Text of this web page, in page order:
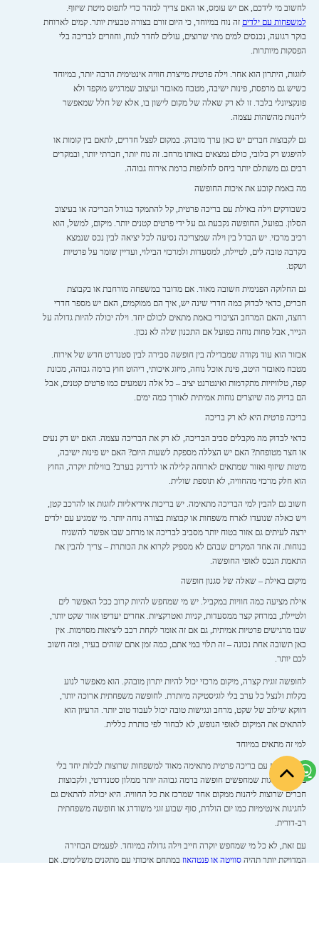
לחשוב מי לידכם, אם יש עומס, או האם צריך למהר כדי לתפוס מיטת שיזוף.
למשפחות עם ילדים זה נוח במיוחד, כי היום זורם בצורה טבעית יותר. קמים לארוחת
בוקר רגועה, נכנסים למים מתי שרוצים, עולים לחדר לנוח, וחוזרים לבריכה בלי
הפסקות מיותרות.
לזוגות, היתרון הוא אחר. וילה פרטית מייצרת חוויה אינטימית הרבה יותר, במיוחד
כשיש גם מרפסת, פינות ישיבה, מטבח מאובזר ועיצוב שמרגיש מוקפד ולא
פונקציונלי בלבד. זו לא רק שאלה של מקום לישון בו, אלא של חלל שמאפשר
ליהנות מהשהות עצמה.
גם לקבוצות חברים יש כאן ערך מובהק. במקום לפצל חדרים, לתאם בין קומות או
להיפגש רק בלובי, כולם נמצאים באותו מרחב. זה נוח יותר, חברתי יותר, ובמקרים
רבים גם משתלם יותר ביחס לחלופות ברמת אירוח גבוהה.
מה באמת קובע את איכות החופשה
כשבודקים וילה באילת עם בריכה פרטית, קל להתמקד בגודל הבריכה או בעיצוב
הסלון. בפועל, החופשה נקבעת גם על ידי פרטים קטנים יותר. מיקום, למשל, הוא
רכיב מרכזי. יש הבדל בין וילה שמצריכה נסיעה לכל יציאה לבין נכס שנמצא
בקרבה טובה לים, לטיילת, למסעדות ולמרכזי הבילוי, ועדיין שומר על פרטיות
ושקט.
גם החלוקה הפנימית חשובה מאוד. אם מדובר במשפחה מורחבת או בקבוצת
חברים, כדאי לבדוק כמה חדרי שינה יש, איך הם ממוקמים, האם יש מספר חדרי
רחצה, והאם המרחב הציבורי באמת מתאים לכולם יחד. וילה יכולה להיות גדולה על
הנייר, אבל פחות נוחה בפועל אם התכנון שלה לא נכון.
אבזור הוא עוד נקודה שמבדילה בין חופשה סבירה לבין סטנדרט חדש של אירוח.
מטבח מאובזר היטב, פינת אוכל נוחה, מיזוג איכותי, ריהוט חוץ ברמה גבוהה, מכונת
קפה, טלוויזיות מתקדמות ואינטרנט יציב – כל אלה נשמעים כמו פרטים קטנים, אבל
הם בדיוק מה שיוצרים נוחות אמיתית לאורך כמה ימים.
בריכה פרטית היא לא רק בריכה
כדאי לבדוק מה מקבלים סביב הבריכה, לא רק את הבריכה עצמה. האם יש דק נעים
או חצר מטופחת? האם יש הצללה מספקת לשעות היום? האם יש פינות ישיבה,
מיטות שיזוף ואזור שמתאים לארוחה קלילה או לדרינק בערב? בווילות יוקרה, החוץ
הוא חלק מרכזי מהחוויה, לא תוספת שולית.
חשוב גם להבין למי הבריכה מתאימה. יש בריכות אידיאליות לזוגות או להרכב קטן,
ויש כאלה שנועדו לארח משפחות או קבוצות בצורה נוחה יותר. מי שמגיע עם ילדים
ירצה לעיתים גם אזור בטוח יותר מסביב לבריכה או מרחב שבו אפשר להשגיח
בנוחות. זה אחד המקרים שבהם לא מספיק לקרוא את הכותרת – צריך להבין את
התאמת הנכס לאופי החופשה.
מיקום באילת – שאלה של סגנון חופשה
אילת מציעה כמה חוויות במקביל. יש מי שמחפש להיות קרוב ככל האפשר לים
ולטיילת, במרחק קצר ממסעדות, קניות ואטרקציות. אחרים יעדיפו אזור שקט יותר,
שבו מרגישים פרטיות אמיתית, גם אם זה אומר לקחת רכב ליציאות מסוימות. אין
כאן תשובה אחת נכונה – זה תלוי במי אתם, כמה זמן אתם שוהים בעיר, ומה חשוב
לכם יותר.
לחופשה זוגית קצרה, מיקום מרכזי יכול להיות יתרון מובהק. הוא מאפשר לנוע
בקלות ולנצל כל ערב בלי לוגיסטיקה מיותרת. לחופשה משפחתית ארוכה יותר,
דווקא שילוב של שקט, מרחב ונגישות טובה יכול לעבוד טוב יותר. הרעיון הוא
להתאים את המיקום לאופי הנופש, לא לבחור לפי כותרת כללית.
למי זה מתאים במיוחד
וילה באילת עם בריכה פרטית מתאימה מאוד למשפחות שרוצות לבלות יחד בלי
צפיפות, לזוגות שמחפשים חופשה ברמה גבוהה יותר ממלון סטנדרטי, ולקבוצות
חברים שרוצות ליהנות ממקום אחד שמרכז את כל החוויה. היא יכולה להתאים גם
לחגיגות אינטימיות כמו יום הולדת, סוף שבוע זוגי משודרג או חופשה משפחתית
רב-דורית.
עם זאת, לא כל מי שמחפש יוקרה חייב וילה גדולה במיוחד. לפעמים הבחירה
המדויקת יותר תהיהסוויטה או פנטהאוז במתחם איכותי עם מתקנים משלימים. אם